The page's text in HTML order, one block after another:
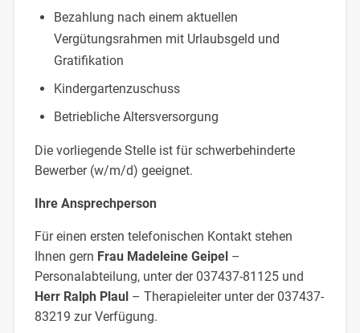
Bezahlung nach einem aktuellen
Vergütungsrahmen mit Urlaubsgeld und
Gratifikation
Kindergartenzuschuss
Betriebliche Altersversorgung
Die vorliegende Stelle ist für schwerbehinderte
Bewerber (w/m/d) geeignet.
Ihre Ansprechperson
Für einen ersten telefonischen Kontakt stehen
Ihnen gern Frau Madeleine Geipel–
Personalabteilung, unter der 037437-81125 und
Herr Ralph Plaul – Therapieleiter unter der 037437-
83219 zur Verfügung.